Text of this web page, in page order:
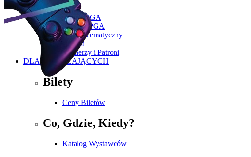
Poznaj PGA
Historia PGA
Zakres Tematyczny
Galeria
Partnerzy i Patroni
DLA ZWIEDZAJĄCYCH
Bilety
Ceny Biletów
Co, Gdzie, Kiedy?
Katalog Wystawców